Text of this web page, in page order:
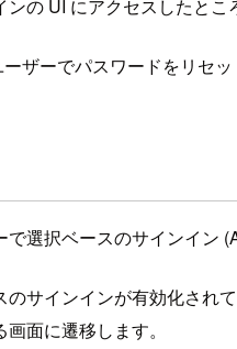
の UI にアクセスしたと
ザーでパスワードをリセッ
選択ベースのサインイン
サインインが有効化さ
面に遷移します。